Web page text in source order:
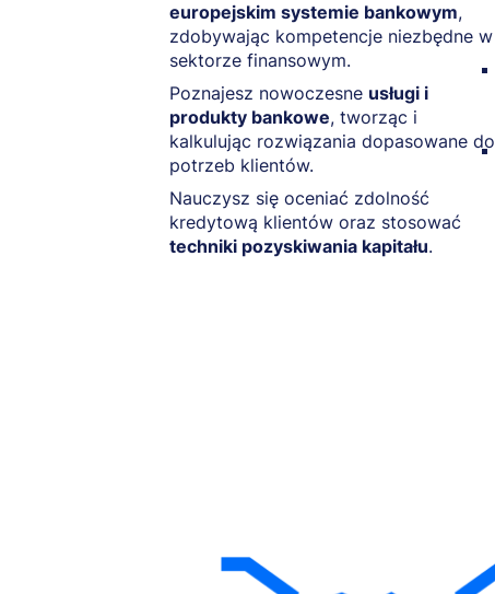
europejskim systemie bankowym,
zdobywając kompetencje niezbędne w
sektorze finansowym.
Poznajesz nowoczesne usługi i
produkty bankowe, tworząc i
kalkulując rozwiązania dopasowane do
potrzeb klientów.
Nauczysz się oceniać zdolność
kredytową klientów oraz stosować
techniki pozyskiwania kapitału.